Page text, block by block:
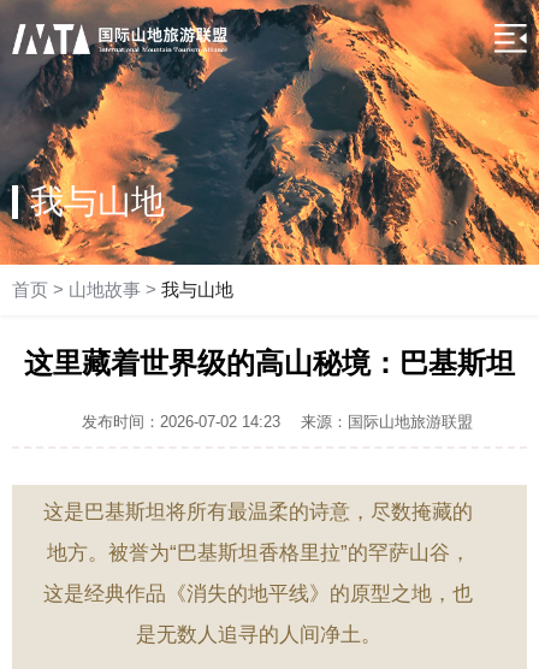
我与山地
首页 > 山地故事 > 我与山地
这里藏着世界级的高山秘境：巴基斯坦
发布时间：2026-07-02 14:23 来源：国际山地旅游联盟
这是巴基斯坦将所有最温柔的诗意，尽数掩藏的
地方。被誉为“巴基斯坦香格里拉”的罕萨山谷，
这是经典作品《消失的地平线》的原型之地，也
是无数人追寻的人间净土。